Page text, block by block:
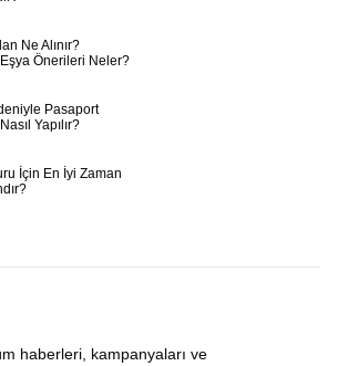
yıllık bir mirasa ortak olursunuz.
taşlar canlanır, sular fısıldar ve çöl
sırlarını taşır.
Ne Alınır?
Önerileri Neler?
Pasaport
Yapılır?
İçin En İyi Zaman
haberleri, kampanyaları ve